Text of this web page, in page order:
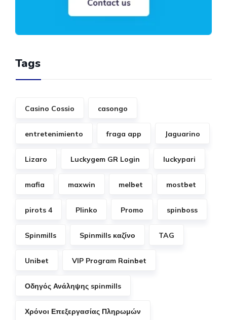
Tags
Casino Cossio casongo
entretenimiento fraga app Jaguarino
Lizaro Luckygem GR Login luckypari
mafia maxwin melbet mostbet
pirots 4 Plinko Promo spinboss
Spinmills Spinmills καζίνο TAG
Unibet VIP Program Rainbet
Οδηγός Ανάληψης spinmills
Χρόνοι Επεξεργασίας Πληρωμών